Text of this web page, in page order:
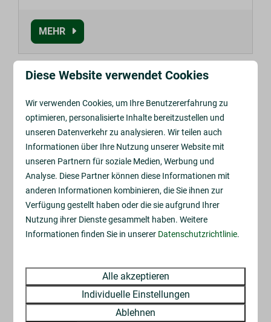
MEHR
Ein Anwesen voller
Überraschungen
und Spielgeräte machen einen Tag in diesem
Park zu einem Festtag.
Diese Website verwendet Cookies
Wir verwenden Cookies, um Ihre Benutzererfahrung zu
optimieren, personalisierte Inhalte bereitzustellen und
unseren Datenverkehr zu analysieren. Wir teilen auch
Informationen über Ihre Nutzung unserer Website mit
unseren Partnern für soziale Medien, Werbung und
Analyse. Diese Partner können diese Informationen mit
anderen Informationen kombinieren, die Sie ihnen zur
Verfügung gestellt haben oder die sie aufgrund Ihrer
Nutzung ihrer Dienste gesammelt haben. Weitere
Informationen finden Sie in unserer Datenschutzrichtlinie.
Alle akzeptieren
Individuelle Einstellungen
Ablehnen